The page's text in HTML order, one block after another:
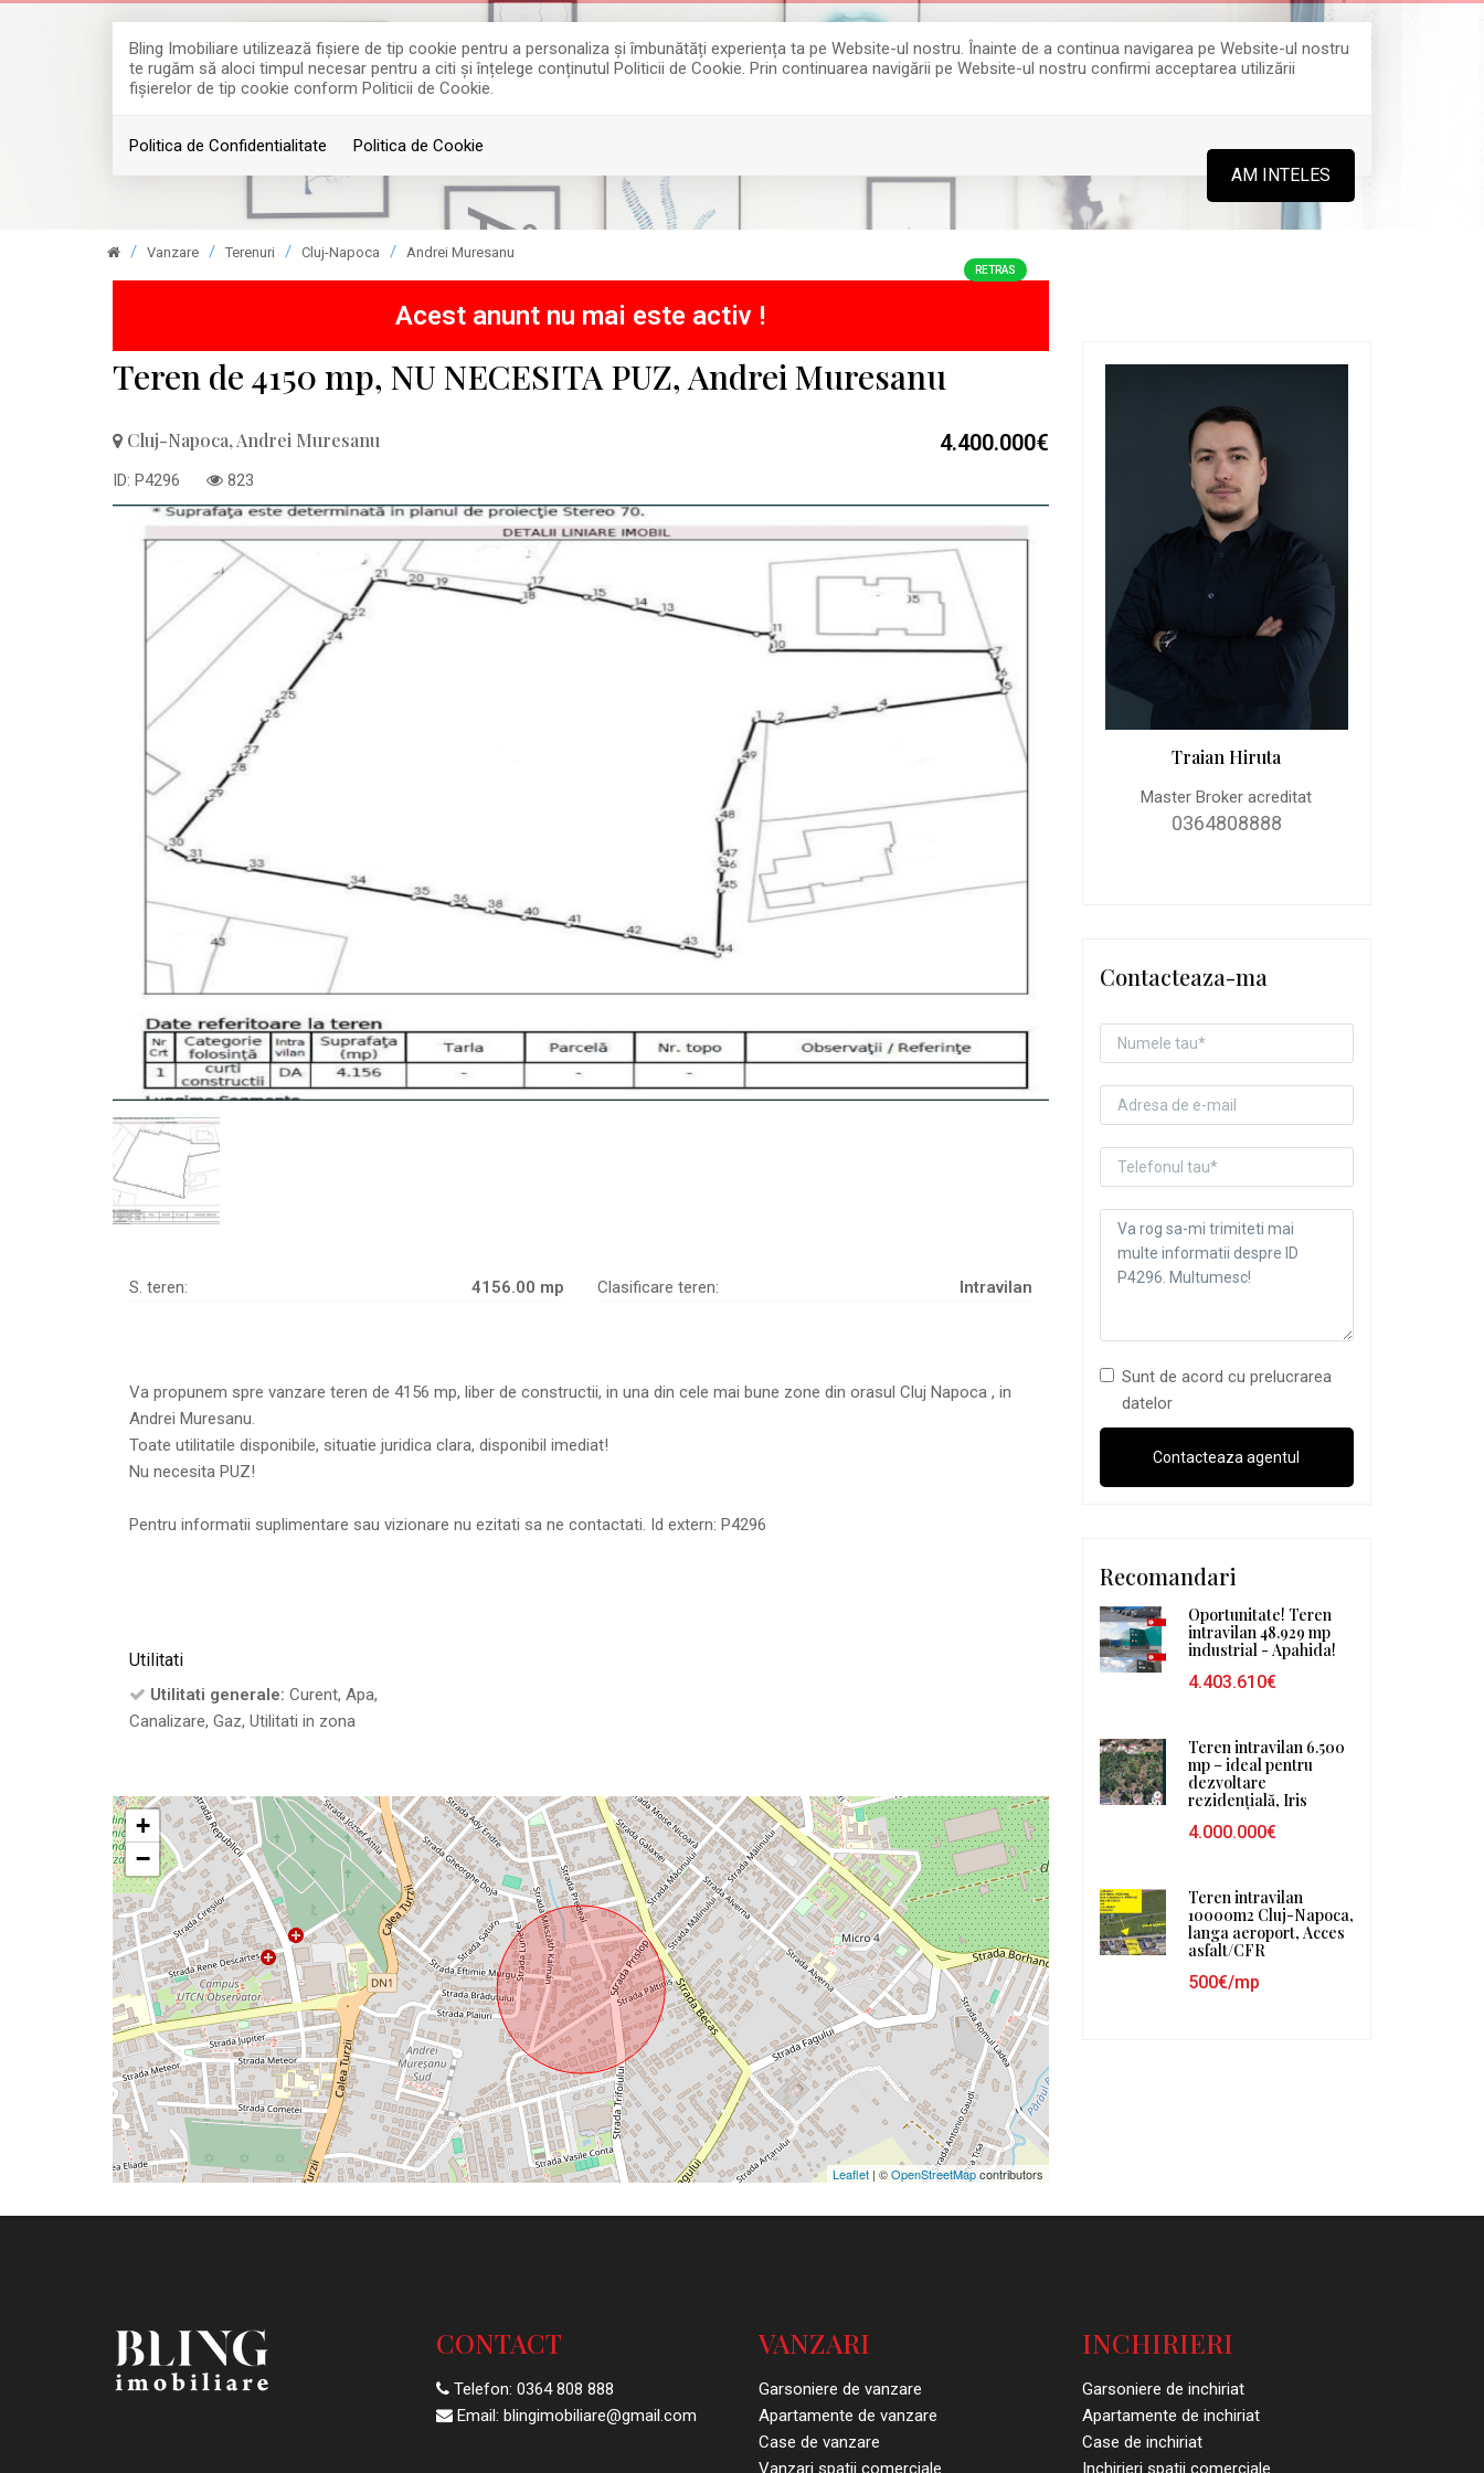
Bling Imobiliare utilizează fişiere de tip cookie pentru a personaliza și îmbunătăți experiența ta pe Website-ul nostru. Înainte de a continua navigarea pe Website-ul nostru
te rugăm să aloci timpul necesar pentru a citi și înțelege conținutul Politicii de Cookie. Prin continuarea navigării pe Website-ul nostru confirmi acceptarea utilizării
fişierelor de tip cookie conform Politicii de Cookie.
Politica de Confidentialitate Politica de Cookie
AM INTELES
0364 808 888
Vanzare Terenuri Cluj-Napoca Andrei Muresanu
Acest anunt nu mai este activ !
Teren de 4150 mp, NU NECESITA PUZ, Andrei Muresanu
Cluj-Napoca, Andrei Muresanu 4.400.000€
ID: P4296 823
RETRAS
S. teren: 4156.00 mp Clasificare teren: Intravilan
Va propunem spre vanzare teren de 4156 mp, liber de constructii, in una din cele mai bune zone din orasul Cluj Napoca , in
Andrei Muresanu.
Toate utilitatile disponibile, situatie juridica clara, disponibil imediat!
Nu necesita PUZ!
Pentru informatii suplimentare sau vizionare nu ezitati sa ne contactati. Id extern: P4296
Utilitati
Utilitati generale: Curent, Apa,
Canalizare, Gaz, Utilitati in zona
+
−
Leaflet| ©OpenStreetMapcontributors
Traian Hiruta
Master Broker acreditat
0364808888
Contacteaza-ma
Sunt de acord cu prelucrarea
datelor
Recomandari
Oportunitate! Teren
intravilan 48.929 mp
industrial - Apahida!
4.403.610€
Teren intravilan 6.500
mp – ideal pentru
dezvoltare
rezidențială, Iris
4.000.000€
Teren intravilan
10000m2 Cluj-Napoca,
langa aeroport, Acces
asfalt/CFR
500€/mp
CONTACT
Telefon: 0364 808 888
Email: blingimobiliare@gmail.com
VANZARI
Garsoniere de vanzare
Apartamente de vanzare
Case de vanzare
Vanzari spatii comerciale
INCHIRIERI
Garsoniere de inchiriat
Apartamente de inchiriat
Case de inchiriat
Inchirieri spatii comerciale